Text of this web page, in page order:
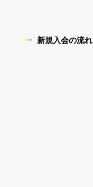
新規入会の流れ